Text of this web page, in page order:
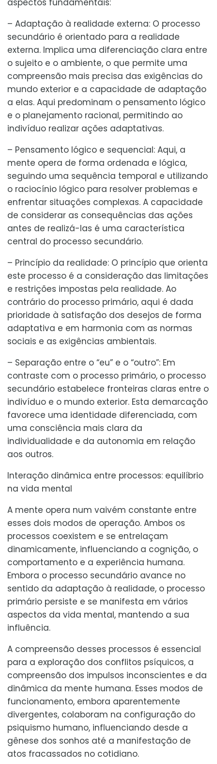
aspectos fundamentais:
– Adaptação à realidade externa: O processo
secundário é orientado para a realidade
externa. Implica uma diferenciação clara entre
o sujeito e o ambiente, o que permite uma
compreensão mais precisa das exigências do
mundo exterior e a capacidade de adaptação
a elas. Aqui predominam o pensamento lógico
e o planejamento racional, permitindo ao
indivíduo realizar ações adaptativas.
– Pensamento lógico e sequencial: Aqui, a
mente opera de forma ordenada e lógica,
seguindo uma sequência temporal e utilizando
o raciocínio lógico para resolver problemas e
enfrentar situações complexas. A capacidade
de considerar as consequências das ações
antes de realizá-las é uma característica
central do processo secundário.
– Princípio da realidade: O princípio que orienta
este processo é a consideração das limitações
e restrições impostas pela realidade. Ao
contrário do processo primário, aqui é dada
prioridade à satisfação dos desejos de forma
adaptativa e em harmonia com as normas
sociais e as exigências ambientais.
– Separação entre o “eu” e o “outro”: Em
contraste com o processo primário, o processo
secundário estabelece fronteiras claras entre o
indivíduo e o mundo exterior. Esta demarcação
favorece uma identidade diferenciada, com
uma consciência mais clara da
individualidade e da autonomia em relação
aos outros.
Interação dinâmica entre processos: equilíbrio
na vida mental
A mente opera num vaivém constante entre
esses dois modos de operação. Ambos os
processos coexistem e se entrelaçam
dinamicamente, influenciando a cognição, o
comportamento e a experiência humana.
Embora o processo secundário avance no
sentido da adaptação à realidade, o processo
primário persiste e se manifesta em vários
aspectos da vida mental, mantendo a sua
influência.
A compreensão desses processos é essencial
para a exploração dos conflitos psíquicos, a
compreensão dos impulsos inconscientes e da
dinâmica da mente humana. Esses modos de
funcionamento, embora aparentemente
divergentes, colaboram na configuração do
psiquismo humano, influenciando desde a
gênese dos sonhos até a manifestação de
atos fracassados no cotidiano.